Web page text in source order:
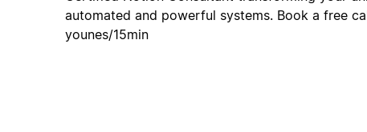
automated and powerful systems. Book a free
younes/15min